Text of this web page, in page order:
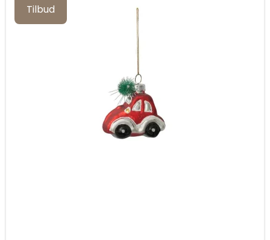
Tilbud